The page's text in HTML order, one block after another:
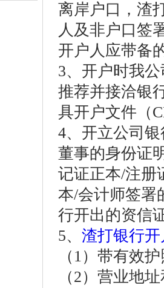
离岸户口，渣
人及非户口签
开户人应带备
3、开户时我
推荐并接洽银
具开户文件（
4、开立公司
董事的身份证
记证正本/注册
本/会计师签署
行开出的资信
5、 渣打银行开
（1）带有效
（2）营业地